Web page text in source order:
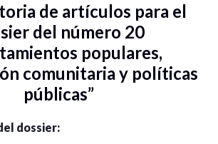
de artículos para el
del número 20
populares,
comunitaria y políticas
públicas”
dossier: